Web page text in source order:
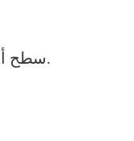
3. سطح أملس ، لا فقاعات على السطح.